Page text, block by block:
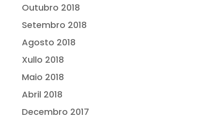
Outubro 2018
Setembro 2018
Agosto 2018
Xullo 2018
Maio 2018
Abril 2018
Decembro 2017